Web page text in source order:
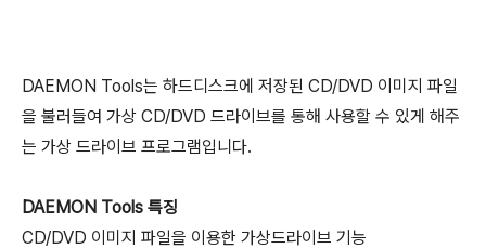
DAEMON Tools는 하드디스크에 저장된 CD/DVD 이미지 파일
을 불러들여 가상 CD/DVD 드라이브를 통해 사용할 수 있게 해주
는 가상 드라이브 프로그램입니다.
DAEMON Tools 특징
CD/DVD 이미지 파일을 이용한 가상드라이브 기능